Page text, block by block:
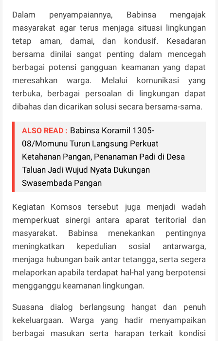
Dalam penyampaiannya, Babinsa mengajak
masyarakat agar terus menjaga situasi lingkungan
tetap aman, damai, dan kondusif. Kesadaran
bersama dinilai sangat penting dalam mencegah
berbagai potensi gangguan keamanan yang dapat
meresahkan warga. Melalui komunikasi yang
terbuka, berbagai persoalan di lingkungan dapat
dibahas dan dicarikan solusi secara bersama-sama.
ALSO READ : Babinsa Koramil 1305-
08/Momunu Turun Langsung Perkuat
Ketahanan Pangan, Penanaman Padi di Desa
Taluan Jadi Wujud Nyata Dukungan
Swasembada Pangan
Kegiatan Komsos tersebut juga menjadi wadah
memperkuat sinergi antara aparat teritorial dan
masyarakat. Babinsa menekankan pentingnya
meningkatkan kepedulian sosial antarwarga,
menjaga hubungan baik antar tetangga, serta segera
melaporkan apabila terdapat hal-hal yang berpotensi
mengganggu keamanan lingkungan.
Suasana dialog berlangsung hangat dan penuh
kekeluargaan. Warga yang hadir menyampaikan
berbagai masukan serta harapan terkait kondisi